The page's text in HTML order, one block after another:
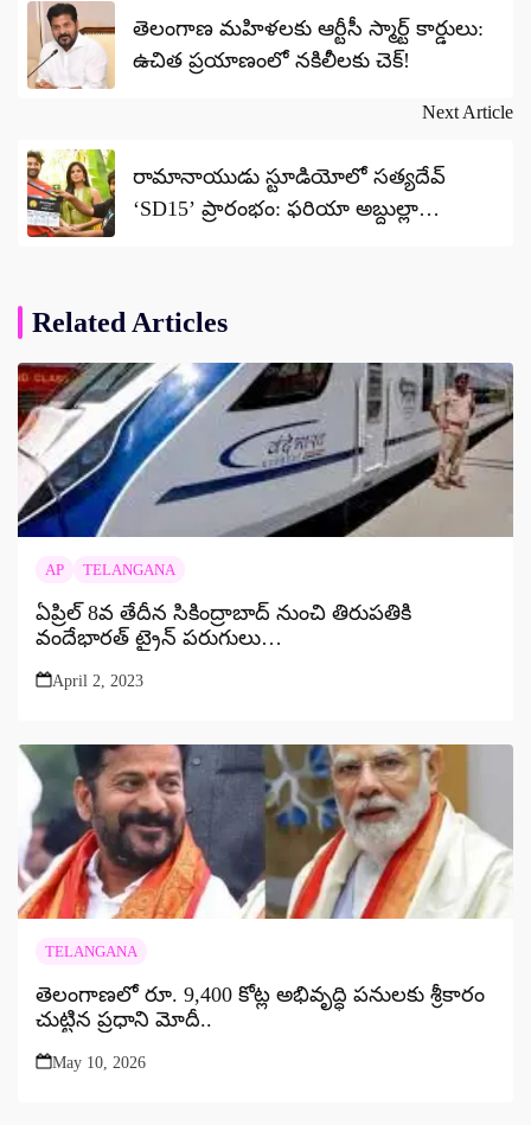
navigation
తెలంగాణ మహిళలకు ఆర్టీసీ స్మార్ట్ కార్డులు:
ఉచిత ప్రయాణంలో నకిలీలకు చెక్!
Next Article
రామానాయుడు స్టూడియోలో సత్యదేవ్
‘SD15’ ప్రారంభం: ఫరియా అబ్దుల్లా
Related Articles
AP TELANGANA
ఏప్రిల్ 8వ తేదీన సికింద్రాబాద్ నుంచి తిరుపతికి
వందేభారత్ ట్రైన్ పరుగులు…
April 2, 2023
TELANGANA
తెలంగాణలో రూ. 9,400 కోట్ల అభివృద్ధి పనులకు శ్రీకారం
చుట్టిన ప్రధాని మోదీ..
May 10, 2026